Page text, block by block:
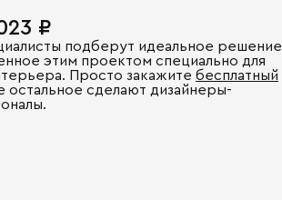
₽
подберут идеальное решение
этим проектом специально для
Просто закажите бесплатный
остальное сделают дизайнеры-